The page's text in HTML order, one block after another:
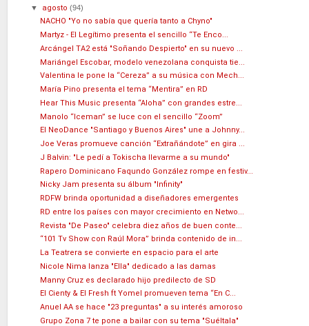
▼ agosto(94)
NACHO "Yo no sabía que quería tanto a Chyno"
Martyz - El Legítimo presenta el sencillo “Te Enco...
Arcángel TA2 está "Soñando Despierto" en su nuevo ...
Mariángel Escobar, modelo venezolana conquista tie...
Valentina le pone la “Cereza” a su música con Mech...
María Pino presenta el tema “Mentira” en RD
Hear This Music presenta “Aloha” con grandes estre...
Manolo “Iceman” se luce con el sencillo “Zoom”
El NeoDance "Santiago y Buenos Aires" une a Johnny...
Joe Veras promueve canción “Extrañándote” en gira ...
J Balvin: "Le pedí a Tokischa llevarme a su mundo"
Rapero Dominicano Faqundo González rompe en festiv...
Nicky Jam presenta su álbum "Infinity"
RDFW brinda oportunidad a diseñadores emergentes
RD entre los países con mayor crecimiento en Netwo...
Revista "De Paseo" celebra diez años de buen conte...
“101 Tv Show con Raúl Mora” brinda contenido de in...
La Teatrera se convierte en espacio para el arte
Nicole Nima lanza "Ella" dedicado a las damas
Manny Cruz es declarado hijo predilecto de SD
El Cienty & El Fresh ft Yomel promueven tema “En C...
Anuel AA se hace "23 preguntas" a su interés amoroso
Grupo Zona 7 te pone a bailar con su tema "Suéltala"